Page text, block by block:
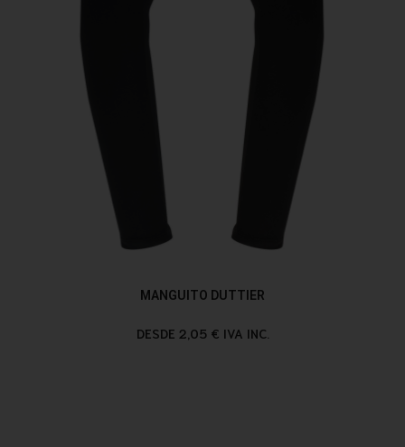
MANGUITO DUTTIER
DESDE 2,05 € IVA INC.